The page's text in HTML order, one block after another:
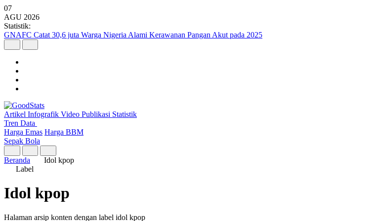
07
AGU 2026
Statistik:
GNAFC Catat 30,6 juta Warga Nigeria Alami Kerawanan Pangan Akut pada 2025
Artikel Infografik Video Publikasi Statistik
Tren Data
Harga Emas Harga BBM
Sepak Bola
Beranda
Idol kpop
Label
Idol kpop
Halaman arsip konten dengan label idol kpop